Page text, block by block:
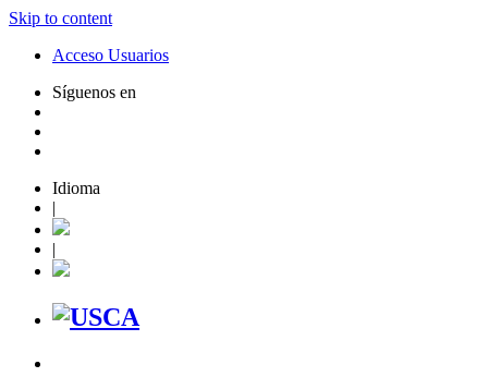
Skip to content
Acceso Usuarios
Síguenos en
Idioma
|
|